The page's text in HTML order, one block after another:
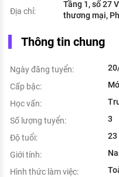
Địa chỉ:
Tầng 1, số 27
thương mại,
Thông tin chung
Ngày đăng tuyển:
Cấp bậc:
Học vấn:
Số lượng tuyển:
3
Độ tuổi:
23
Giới tính:
Hình thức làm việc: